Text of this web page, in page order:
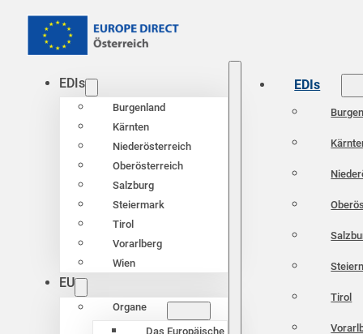
EDIs
Burgenland
Kärnten
Niederösterreich
Oberösterreich
Salzburg
Steiermark
Tirol
Vorarlberg
Wien
EU
Organe
Das Europäische
EDIs
Tirol